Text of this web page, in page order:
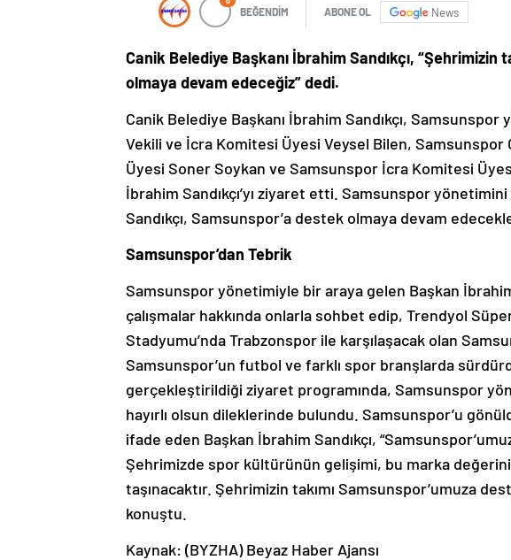
BEĞENDİM ABONE OL News
Canik Belediye Başkanı İbrahim Sandıkçı, “Şehrimizin
olmaya devam edeceğiz” dedi.
Canik Belediye Başkanı İbrahim Sandıkçı,
Vekili ve İcra Komitesi Üyesi Veysel Bilen,
Üyesi Soner Soykan ve Samsunspor İcra Komitesi
İbrahim Sandıkçı’yı ziyaret etti. Samsunspor
Sandıkçı, Samsunspor’a destek olmaya devam
Samsunspor’dan Tebrik
Samsunspor yönetimiyle bir araya gelen Başkan
çalışmalar hakkında onlarla sohbet edip, Trendyol
Stadyumu’nda Trabzonspor ile karşılaşacak olan
Samsunspor’un futbol ve farklı spor branşlarda
gerçekleştirildiği ziyaret programında, Samsunspor
hayırlı olsun dileklerinde bulundu. Samsunspor’u
ifade eden Başkan İbrahim Sandıkçı,
Şehrimizde spor kültürünün gelişimi, bu marka
taşınacaktır. Şehrimizin takımı Samsunspor’umuza
konuştu.
Kaynak: (BYZHA) Beyaz Haber Ajansı